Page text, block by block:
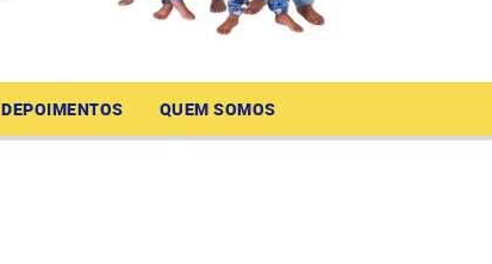
DEPOIMENTOS QUEM SOMOS